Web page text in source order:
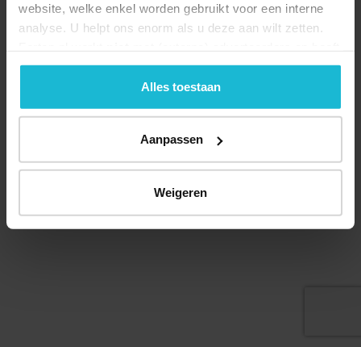
website, welke enkel worden gebruikt voor een interne
analyse. U helpt ons enorm als u deze aan wilt zetten.
geen commerciële doelstelling. U kunt deze cookies via
de knoppen accepteren, beheren of weigeren.
Alles toestaan
Aanpassen
Weigeren
© 2026 Stichting Forten Nederland
Over ons
Doneer nu Disclaimer
Contact
Forten.nl wordt ondersteund door de